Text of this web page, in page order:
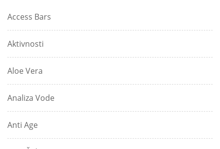
Access Bars
Aktivnosti
Aloe Vera
Analiza Vode
Anti Age